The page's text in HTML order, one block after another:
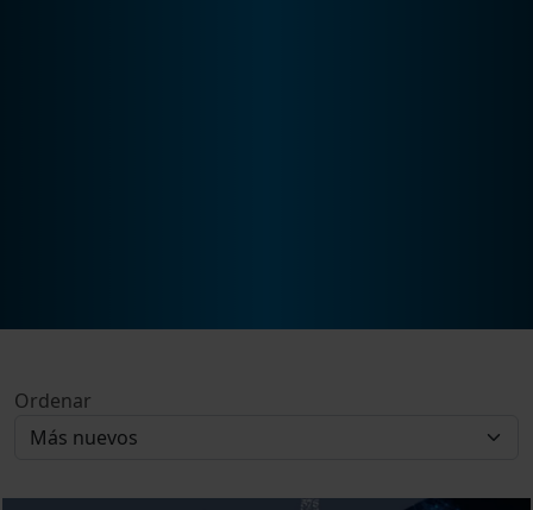
Ordenar